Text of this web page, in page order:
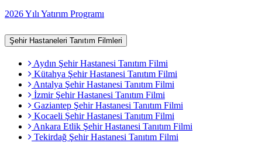
2026 Yılı Yatırım Programı
Şehir Hastaneleri Tanıtım Filmleri
Aydın Şehir Hastanesi Tanıtım Filmi
Kütahya Şehir Hastanesi Tanıtım Filmi
Antalya Şehir Hastanesi Tanıtım Filmi
İzmir Şehir Hastanesi Tanıtım Filmi
Gaziantep Şehir Hastanesi Tanıtım Filmi
Kocaeli Şehir Hastanesi Tanıtım Filmi
Ankara Etlik Şehir Hastanesi Tanıtım Filmi
Tekirdağ Şehir Hastanesi Tanıtım Filmi